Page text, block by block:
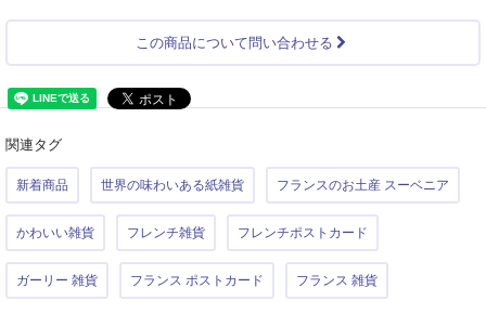
この商品について問い合わせる
関連タグ
新着商品 世界の味わいある紙雑貨 フランスのお土産 スーベニア
かわいい雑貨 フレンチ雑貨 フレンチポストカード
ガーリー 雑貨 フランス ポストカード フランス 雑貨